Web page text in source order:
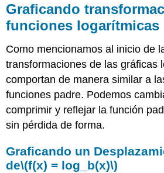
Graficando
funciones logarítmicas
Como mencionamos al inicio de
transformaciones de las gráficas
comportan de manera similar a
funciones padre. Podemos
comprimir y reflejar la función
sin pérdida de forma.
Graficando un
de\(f(x) = log_b(x)\)